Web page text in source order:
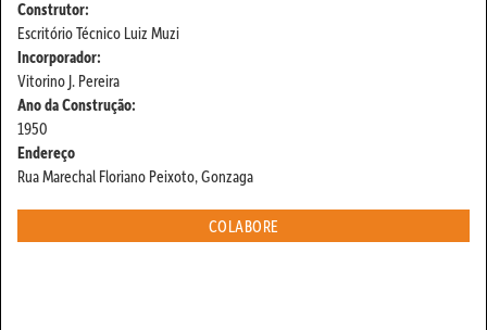
Construtor:
Escritório Técnico Luiz Muzi
Incorporador:
Vitorino J. Pereira
Ano da Construção:
1950
Endereço
Rua Marechal Floriano Peixoto, Gonzaga
COLABORE